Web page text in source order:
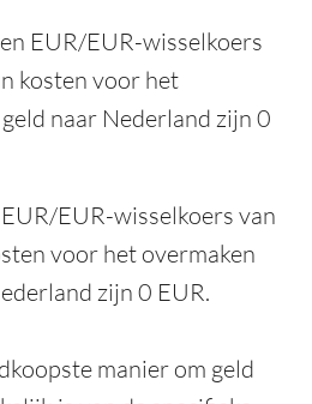
EUR/EUR-wisselkoers
kosten voor het
naar Nederland zijn 0
EUR-wisselkoers van
voor het overmaken
zijn 0 EUR.
manier om geld